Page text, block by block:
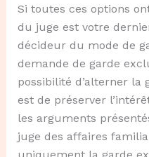
Si toutes ces options
du juge est votre
décideur du mode de
demande de garde
possibilité d’alterner la
est de préserver
les arguments
juge des affaires